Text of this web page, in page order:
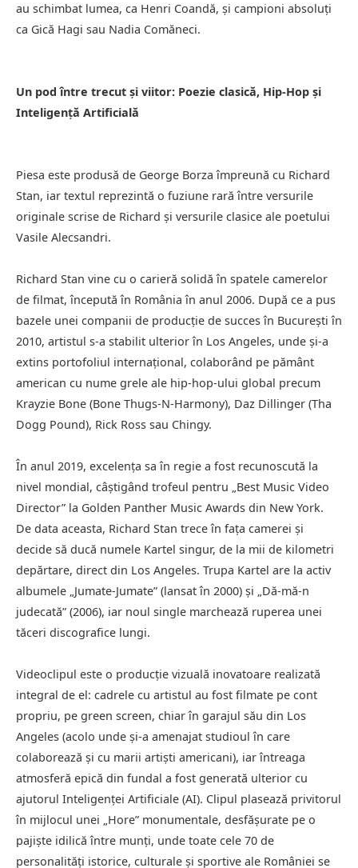
au schimbat lumea, ca Henri Coandă, și campioni absoluți
ca Gică Hagi sau Nadia Comăneci.
Un pod între trecut și viitor: Poezie clasică, Hip-Hop și
Inteligență Artificială
Piesa este produsă de George Borza împreună cu Richard
Stan, iar textul reprezintă o fuziune rară între versurile
originale scrise de Richard și versurile clasice ale poetului
Vasile Alecsandri.
Richard Stan vine cu o carieră solidă în spatele camerelor
de filmat, începută în România în anul 2006. După ce a pus
bazele unei companii de producție de succes în București în
2010, artistul s-a stabilit ulterior în Los Angeles, unde și-a
extins portofoliul internațional, colaborând pe pământ
american cu nume grele ale hip-hop-ului global precum
Krayzie Bone (Bone Thugs-N-Harmony), Daz Dillinger (Tha
Dogg Pound), Rick Ross sau Chingy.
În anul 2019, excelența sa în regie a fost recunoscută la
nivel mondial, câștigând trofeul pentru „Best Music Video
Director” la Golden Panther Music Awards din New York.
De data aceasta, Richard Stan trece în fața camerei și
decide să ducă numele Kartel singur, de la mii de kilometri
depărtare, direct din Los Angeles. Trupa Kartel are la activ
albumele „Jumate-Jumate” (lansat în 2000) și „Dă-mă-n
judecată” (2006), iar noul single marchează ruperea unei
tăceri discografice lungi.
Videoclipul este o producție vizuală inovatoare realizată
integral de el: cadrele cu artistul au fost filmate pe cont
propriu, pe green screen, chiar în garajul său din Los
Angeles (acolo unde și-a amenajat studioul în care
colaborează și cu marii artiști americani), iar întreaga
atmosferă epică din fundal a fost generată ulterior cu
ajutorul Inteligenței Artificiale (AI). Clipul plasează privitorul
în mijlocul unei „Hore” monumentale, desfășurate pe o
pajiște idilică între munți, unde toate cele 70 de
personalități istorice, culturale și sportive ale României se